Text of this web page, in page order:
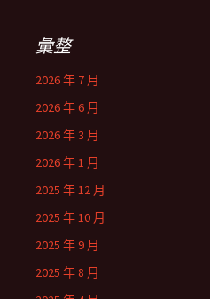
彙整
2026 年 7 月
2026 年 6 月
2026 年 3 月
2026 年 1 月
2025 年 12 月
2025 年 10 月
2025 年 9 月
2025 年 8 月